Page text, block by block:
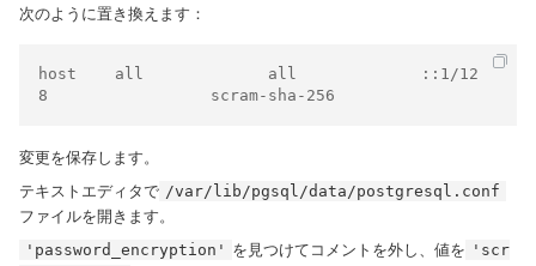
次のように置き換えます：
host    all             all             ::1/12
変更を保存します。
テキストエディタで /var/lib/pgsql/data/postgresql.conf
ファイルを開きます。
'password_encryption' を見つけてコメントを外し、値を 'scr